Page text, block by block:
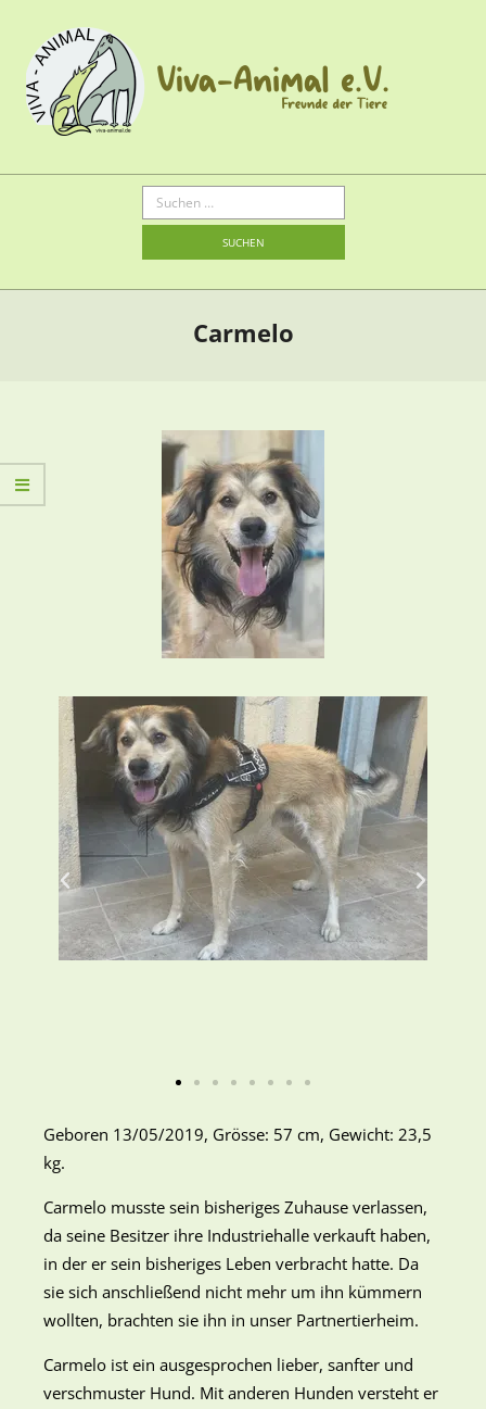
Carmelo
Geboren 13/05/2019, Grösse: 57 cm, Gewicht: 23,5
kg.
Carmelo musste sein bisheriges Zuhause verlassen,
da seine Besitzer ihre Industriehalle verkauft haben,
in der er sein bisheriges Leben verbracht hatte. Da
sie sich anschließend nicht mehr um ihn kümmern
wollten, brachten sie ihn in unser Partnertierheim.
Carmelo ist ein ausgesprochen lieber, sanfter und
verschmuster Hund. Mit anderen Hunden versteht er